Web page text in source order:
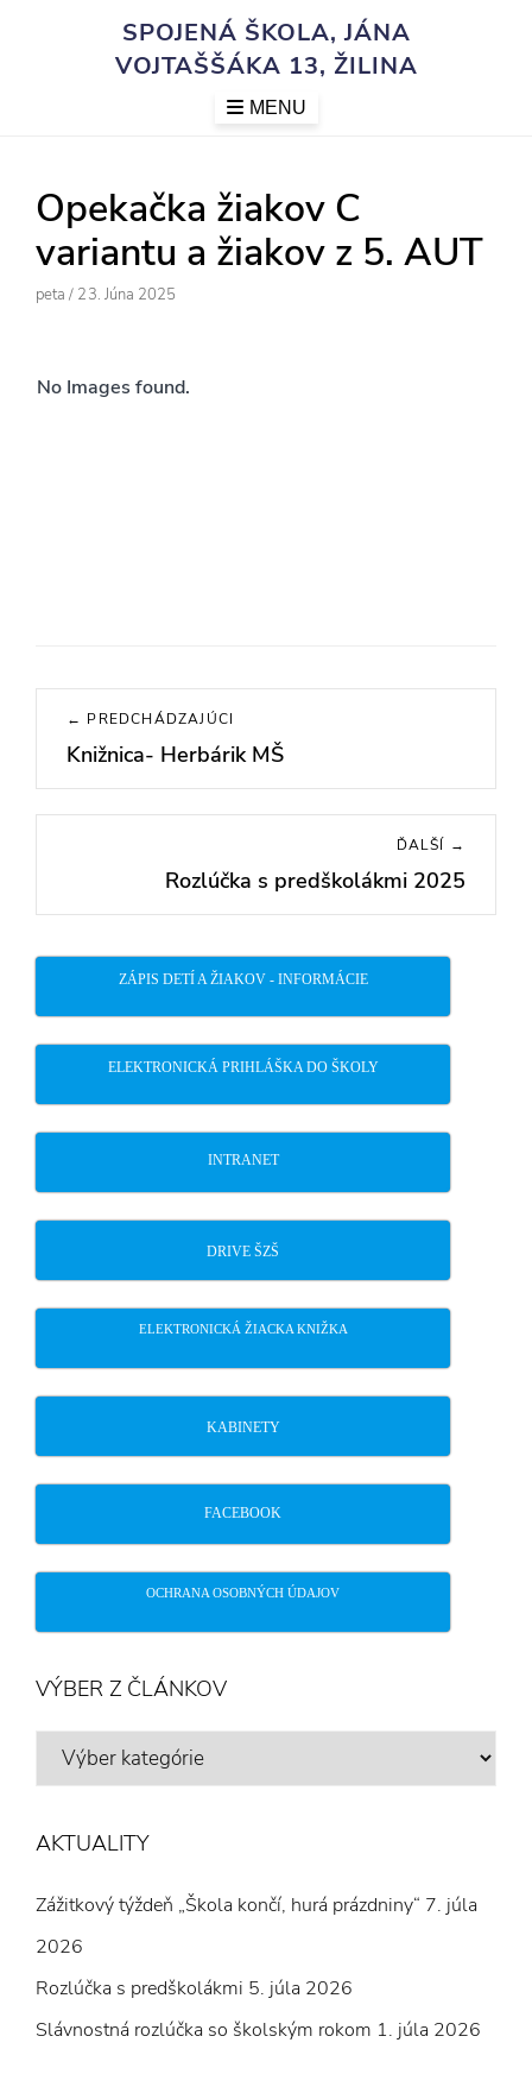
SPOJENÁ ŠKOLA, JÁNA
VOJTAŠŠÁKA 13, ŽILINA
MENU
Opekačka žiakov C
variantu a žiakov z 5. AUT
Author
Peta / Posted
23. Júna 2025
No Images found.
Navigácia
článku
← PREDCHÁDZAJÚCI
Previous
post:
Knižnica- Herbárik MŠ
ĎALŠÍ →
post:
Rozlúčka s predškolákmi 2025
ZÁPIS DETÍ A ŽIAKOV - INFORMÁCIE
ELEKTRONICKÁ PRIHLÁŠKA DO ŠKOLY
INTRANET
DRIVE ŠZŠ
ELEKTRONICKÁ ŽIACKA KNIŽKA
KABINETY
FACEBOOK
OCHRANA OSOBNÝCH ÚDAJOV
VÝBER Z ČLÁNKOV
VÝBER
AKTUALITY
Zážitkový týždeň „Škola končí, hurá prázdniny“ 7. júla
2026
Rozlúčka s predškolákmi 5. júla 2026
Slávnostná rozlúčka so školským rokom 1. júla 2026